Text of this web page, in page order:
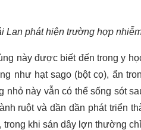
Lan phát hiện trường hợp
này được biết đến trong y
như hạt sago (bột cọ), ẩn
nhỏ này vẫn có thể sống sót
ruột và dần dần phát triển
trong khi sán dây lợn thường